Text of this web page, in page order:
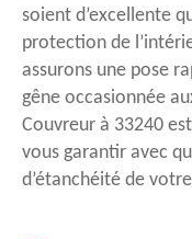
soient d’excellente
protection de
assurons une pose
gêne occasionnée
Couvreur à 33240
vous garantir avec
d’étanchéité de